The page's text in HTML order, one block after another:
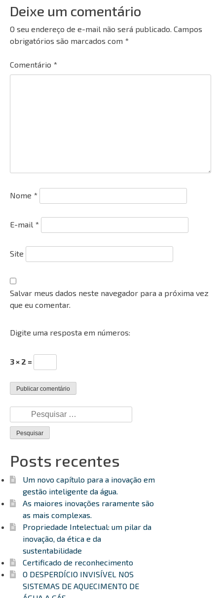
Deixe um comentário
O seu endereço de e-mail não será publicado. Campos
obrigatórios são marcados com *
Comentário *
Nome *
E-mail *
Site
Salvar meus dados neste navegador para a próxima vez
que eu comentar.
Digite uma resposta em números:
3 × 2 =
Pesquisar
por:
Posts recentes
Um novo capítulo para a inovação em
gestão inteligente da água.
As maiores inovações raramente são
as mais complexas.
Propriedade Intelectual: um pilar da
inovação, da ética e da
sustentabilidade
Certificado de reconhecimento
O DESPERDÍCIO INVISÍVEL NOS
SISTEMAS DE AQUECIMENTO DE